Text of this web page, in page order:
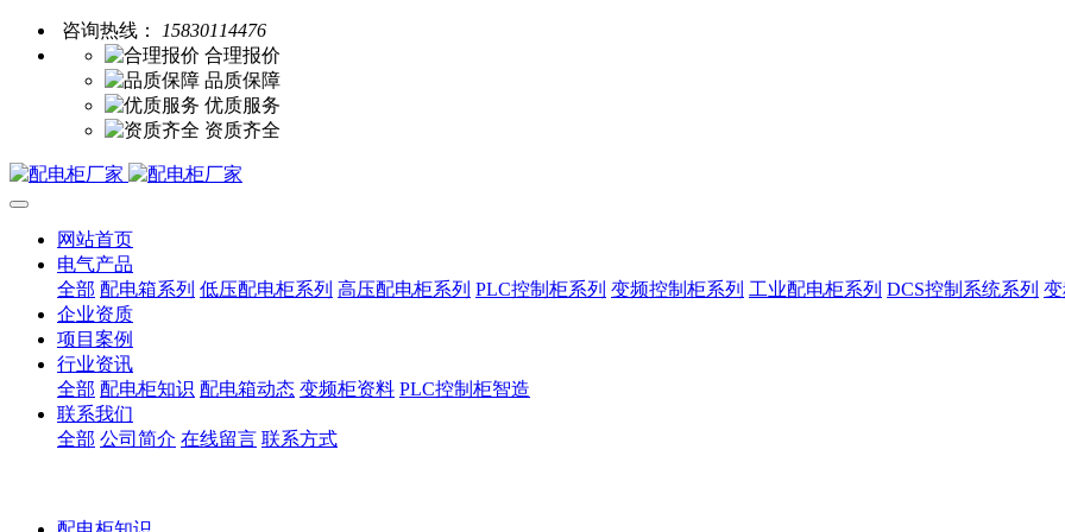
咨询热线：
15830114476
合理报价
品质保障
优质服务
资质齐全
网站首页
电气产品
全部 配电箱系列 低压配电柜系列 高压配电柜系列 PLC控制柜系列 变频控制柜系列 工业配电柜系列 DCS控制系统系列
企业资质
项目案例
行业资讯
全部 配电柜知识 配电箱动态 变频柜资料 PLC控制柜智造
联系我们
全部 公司简介 在线留言 联系方式